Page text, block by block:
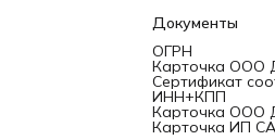
Документы
ОГРН
Карточка ООО
Сертификат
ИНН+КПП
Карточка ООО
Карточка ИП